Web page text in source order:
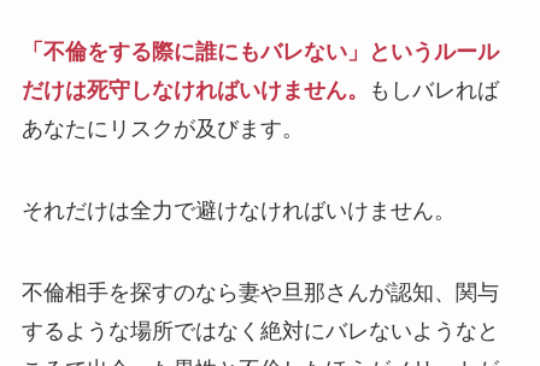
「不倫をする際に誰にもバレない」というルール
だけは死守しなければいけません。
もしバレれば
あなたにリスクが及びます。
それだけは全力で避けなければいけません。
不倫相手を探すのなら妻や旦那さんが認知、関与
するような場所ではなく絶対にバレないようなと